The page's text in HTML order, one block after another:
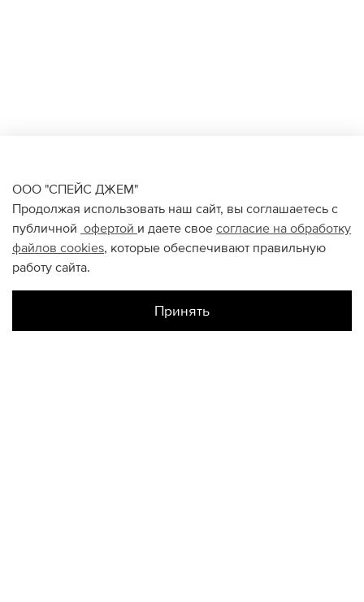
ООО "СПЕЙС ДЖЕМ"
Продолжая использовать наш сайт, вы соглашаетесь с
публичной офертой и даете свое согласие на обработку
файлов cookies, которые обеспечивают правильную
работу сайта.
Принять